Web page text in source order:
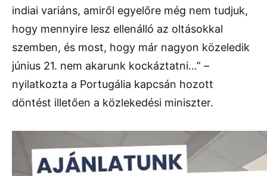
indiai variáns, amiről egyelőre még nem tudjuk,
hogy mennyire lesz ellenálló az oltásokkal
szemben, és most, hogy már nagyon közeledik
június 21. nem akarunk kockáztatni…” –
nyilatkozta a Portugália kapcsán hozott
döntést illetően a közlekedési miniszter.